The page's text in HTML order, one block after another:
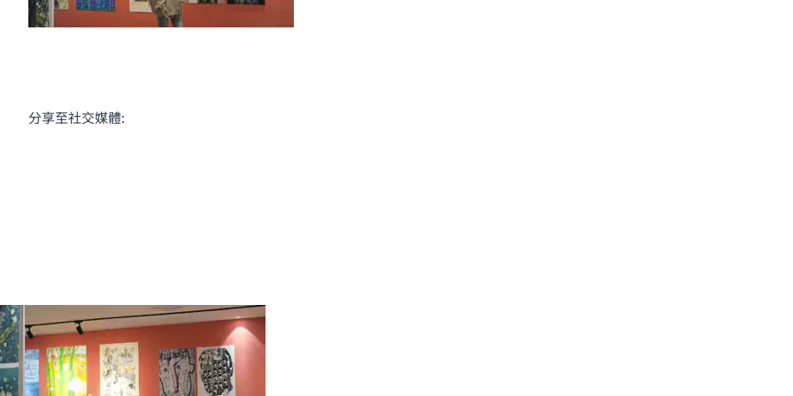
分享至社交媒體: